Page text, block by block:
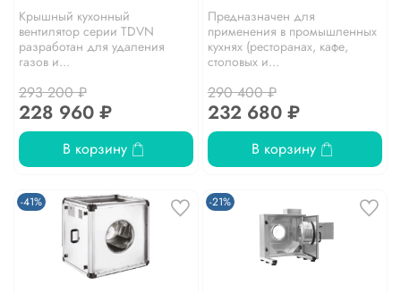
Крышный кухонный
вентилятор серии TDVN
разработан для удаления
газов и...
293 200 ₽
228 960 ₽
В корзину
Предназначен для
применения в промышленных
кухнях (ресторанах, кафе,
столовых и...
290 400 ₽
232 680 ₽
В корзину
-41% -21%